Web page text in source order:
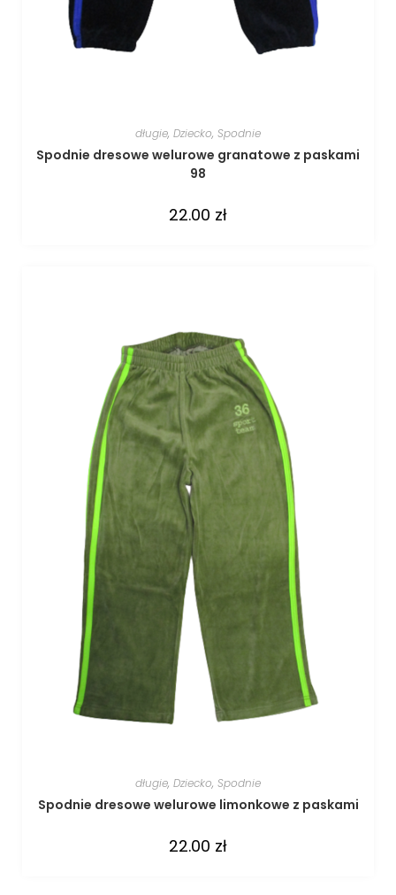
długie, Dziecko, Spodnie
Spodnie dresowe welurowe granatowe z paskami
98
22.00 zł
długie, Dziecko, Spodnie
Spodnie dresowe welurowe limonkowe z paskami
22.00 zł